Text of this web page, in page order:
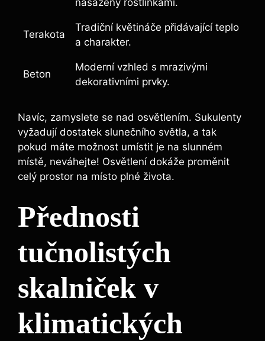
nasazeny rostlinkami.
Terakota
Tradiční květináče přidávající teplo
a charakter.
Beton
Moderní vzhled s mrazivými
dekorativními prvky.
Navíc, zamyslete se nad osvětlením. Sukulenty
vyžadují dostatek slunečního světla, a tak
pokud máte možnost umístit je na slunném
místě, neváhejte! Osvětlení dokáže proměnit
celý prostor na místo plné života.
Přednosti
tučnolistých
skalniček v
klimatických